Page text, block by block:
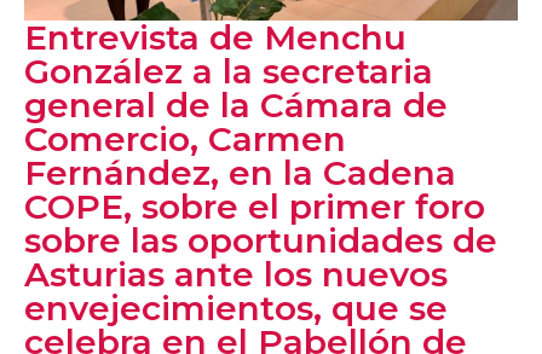
Entrevista de Menchu
González a la secretaria
general de la Cámara de
Comercio, Carmen
Fernández, en la Cadena
COPE, sobre el primer foro
sobre las oportunidades de
Asturias ante los nuevos
envejecimientos, que se
celebra en el Pabellón de